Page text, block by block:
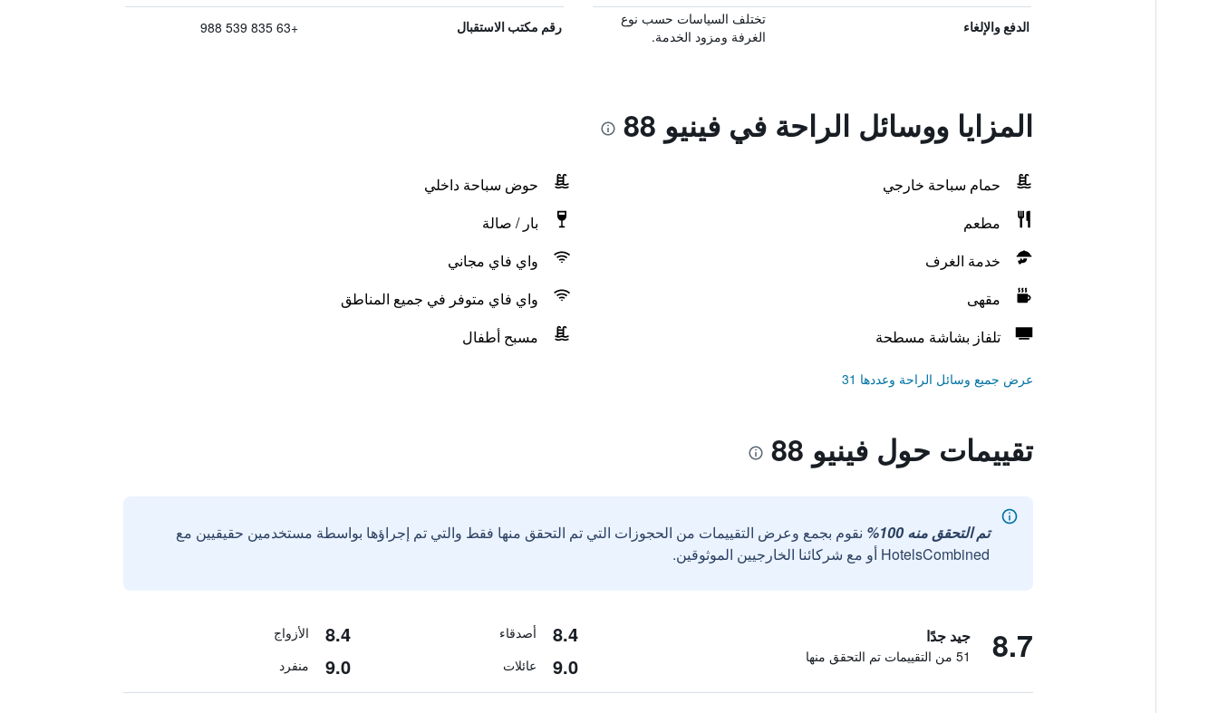
الدفع والإلغاء
تختلف السياسات حسب نوع
الغرفة ومزود الخدمة.
رقم مكتب الاستقبال +63 835 539 988
المزايا ووسائل الراحة في فينيو 88
حمام سباحة خارجي
حوض سباحة داخلي
مطعم
بار / صالة
خدمة الغرف
واي فاي مجاني
مقهى
واي فاي متوفر في جميع المناطق
تلفاز بشاشة مسطحة
مسبح أطفال
عرض جميع وسائل الراحة وعددها 31
تقييمات حول فينيو 88
تم التحقق منه 100%
نقوم بجمع وعرض التقييمات من الحجوزات التي تم التحقق منها فقط والتي تم إجراؤها بواسطة مستخدمين حقيقيين مع
HotelsCombined أو مع شركائنا الخارجيين الموثوقين.
8.7 جيد جدًا
51 من التقييمات تم التحقق منها
8.4 أصدقاء 8.4 الأزواج
9.0 عائلات 9.0 منفرد